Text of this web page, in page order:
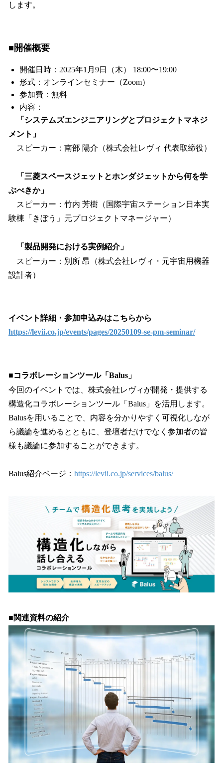
します。
■ 開催概要
開催日時：2025年1月9日（木） 18:00〜19:00
形式：オンラインセミナー（Zoom）
参加費：無料
内容：
「システムズエンジニアリングとプロジェクトマネジ
メント」
スピーカー：南部 陽介（株式会社レヴィ 代表取締役）
「三菱スペースジェットとホンダジェットから何を学
ぶべきか」
スピーカー：竹内 芳樹（国際宇宙ステーション日本実
験棟「きぼう」元プロジェクトマネージャー）
「製品開発における実例紹介」
スピーカー：別所 昂（株式会社レヴィ・元宇宙用機器
設計者）
イベント詳細・参加申込みはこちらから
https://levii.co.jp/events/pages/20250109-se-pm-seminar/
■コラボレーションツール「Balus」
今回のイベントでは、株式会社レヴィが開発・提供する
構造化コラボレーションツール「Balus」を活用します。
Balusを用いることで、内容を分かりやすく可視化しなが
ら議論を進めるとともに、登壇者だけでなく参加者の皆
様も議論に参加することができます。
Balus紹介ページ： https://levii.co.jp/services/balus/
■関連資料の紹介